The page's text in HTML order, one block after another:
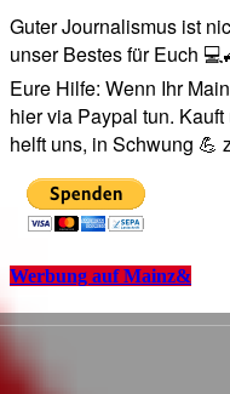
Guter Journalismus ist
unser Bestes für Euch
Eure Hilfe: Wenn Ihr
hier via Paypal tun.
helft uns, in Schwung 💪
Werbung auf Mainz&